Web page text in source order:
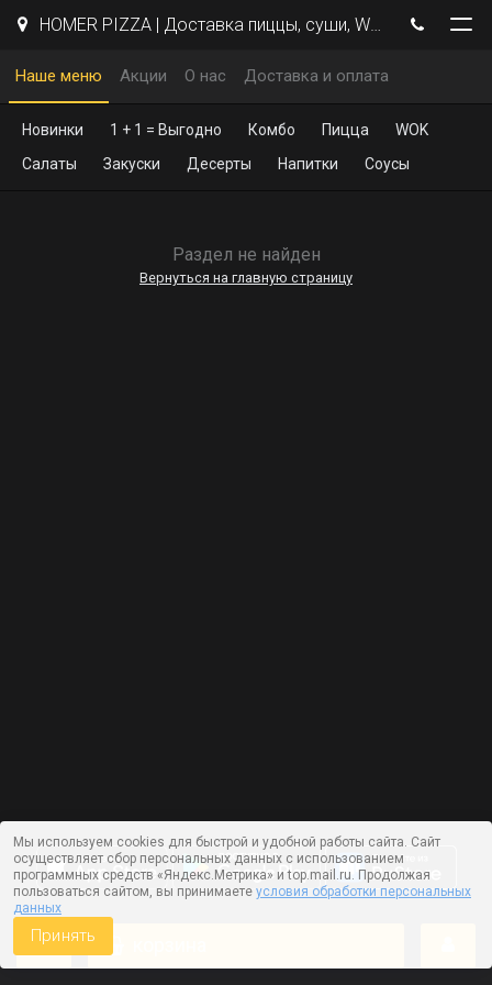
HOMER PIZZA | Доставка пиццы, суши, WOK | Курск
Наше меню Акции О нас Доставка и оплата
Новинки 1 + 1 = Выгодно Комбо Пицца
WOK
Салаты
Закуски Десерты Напитки Соусы
Раздел не найден
Вернуться на главную страницу
Мы используем cookies для быстрой и удобной работы сайта. Сайт
осуществляет сбор персональных данных с использованием
программных средств «Яндекс.Метрика» и top.mail.ru. Продолжая
пользоваться сайтом, вы принимаете условия обработки персональных
данных
Принять